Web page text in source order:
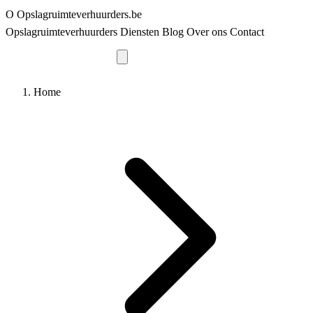
O Opslagruimteverhuurders.be
Opslagruimteverhuurders Diensten Blog Over ons Contact
Home